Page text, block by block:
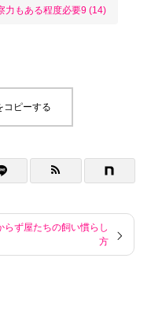
力もある程度必要9 (14)
コピーする
らず屋たちの飼い慣らし
方